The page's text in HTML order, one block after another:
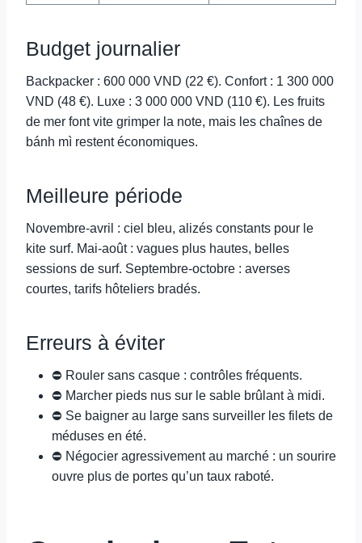
Budget journalier
Backpacker : 600 000 VND (22 €). Confort : 1 300 000
VND (48 €). Luxe : 3 000 000 VND (110 €). Les fruits
de mer font vite grimper la note, mais les chaînes de
bánh mì restent économiques.
Meilleure période
Novembre-avril : ciel bleu, alizés constants pour le
kite surf. Mai-août : vagues plus hautes, belles
sessions de surf. Septembre-octobre : averses
courtes, tarifs hôteliers bradés.
Erreurs à éviter
⛔ Rouler sans casque : contrôles fréquents.
⛔ Marcher pieds nus sur le sable brûlant à midi.
⛔ Se baigner au large sans surveiller les filets de
méduses en été.
⛔ Négocier agressivement au marché : un sourire
ouvre plus de portes qu’un taux raboté.